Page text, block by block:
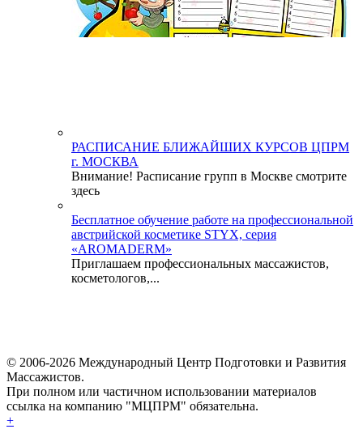
РАСПИСАНИЕ БЛИЖАЙШИХ КУРСОВ ЦПРМ
г. МОСКВА
Внимание! Расписание групп в Москве смотрите
здесь
Бесплатное обучение работе на профессиональной
австрийской косметике STYX, серия
«AROMADERM»
Приглашаем профессиональных массажистов,
косметологов,...
© 2006-2026 Международный Центр Подготовки и Развития
Массажистов.
При полном или частичном использовании материалов
ссылка на компанию "МЦПРМ" обязательна.
+